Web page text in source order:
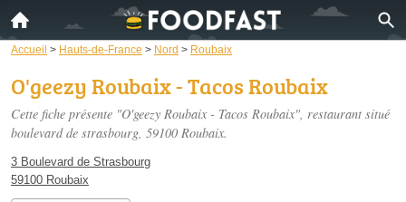
Accueil > Hauts-de-France > Nord > Roubaix
O'geezy Roubaix - Tacos Roubaix
Cette fiche présente "O'geezy Roubaix - Tacos Roubaix", restaurant situé
boulevard de strasbourg, 59100 Roubaix.
3 Boulevard de Strasbourg
59100 Roubaix